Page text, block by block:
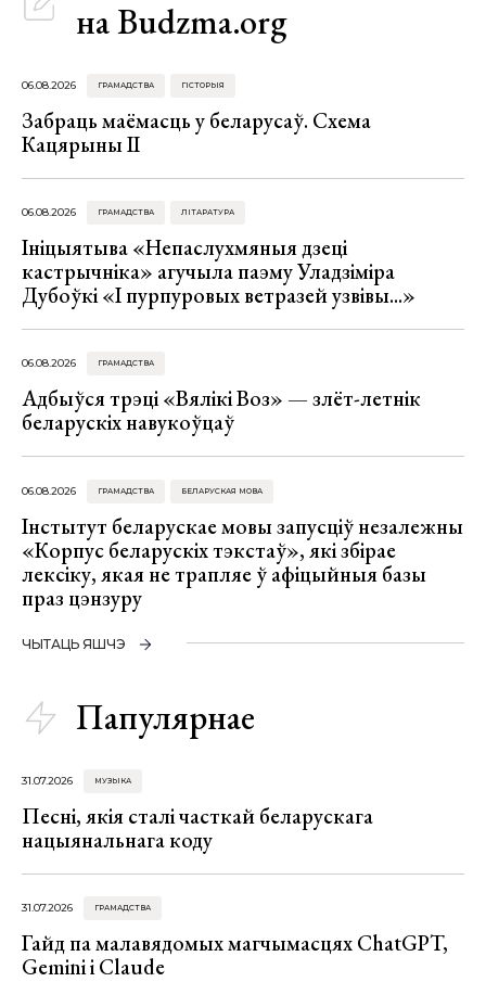
на Budzma.org
06.08.2026 ГРАМАДСТВА ГІСТОРЫЯ
Забраць маёмасць у беларусаў. Схема
Кацярыны ІІ
06.08.2026 ГРАМАДСТВА ЛІТАРАТУРА
Ініцыятыва «Непаслухмяныя дзеці
кастрычніка» агучыла паэму Уладзіміра
Дубоўкі «І пурпуровых ветразей узвівы...»
06.08.2026 ГРАМАДСТВА
Адбыўся трэці «Вялікі Воз» — злёт-летнік
беларускіх навукоўцаў
06.08.2026 ГРАМАДСТВА БЕЛАРУСКАЯ МОВА
Інстытут беларускае мовы запусціў незалежны
«Корпус беларускіх тэкстаў», які збірае
лексіку, якая не трапляе ў афіцыйныя базы
праз цэнзуру
ЧЫТАЦЬ ЯШЧЭ
Папулярнае
31.07.2026 МУЗЫКА
Песні, якія сталі часткай беларускага
нацыянальнага коду
31.07.2026 ГРАМАДСТВА
Гайд па малавядомых магчымасцях ChatGPT,
Gemini і Claude